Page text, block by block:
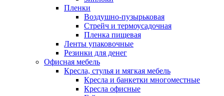
Пленки
Воздушно-пузырьковая
Стрейч и термоусадочная
Пленка пищевая
Ленты упаковочные
Резинки для денег
Офисная мебель
Кресла, стулья и мягкая мебель
Кресла и банкетки многоместные
Кресла офисные